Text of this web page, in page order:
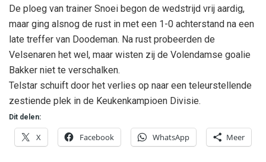
De ploeg van trainer Snoei begon de wedstrijd vrij aardig,
maar ging alsnog de rust in met een 1-0 achterstand na een
late treffer van Doodeman. Na rust probeerden de
Velsenaren het wel, maar wisten zij de Volendamse goalie
Bakker niet te verschalken.
Telstar schuift door het verlies op naar een teleurstellende
zestiende plek in de Keukenkampioen Divisie.
Dit delen:
X Facebook WhatsApp Meer